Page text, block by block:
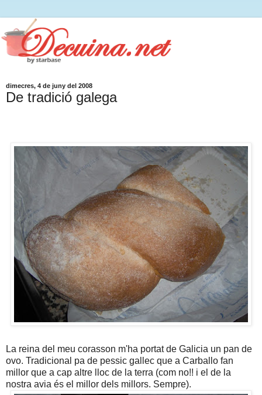
dimecres, 4 de juny del 2008
De tradició galega
La reina del meu corasson m'ha portat de Galicia un pan de
ovo. Tradicional pa de pessic gallec que a Carballo fan
millor que a cap altre lloc de la terra (com no!! i el de la
nostra avia és el millor dels millors. Sempre).